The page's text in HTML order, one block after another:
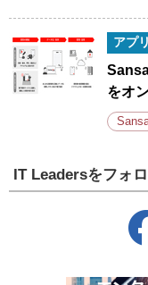
アプ
をオ
IT Leadersをフォ